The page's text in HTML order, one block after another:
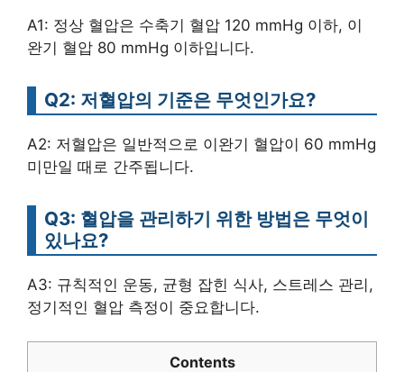
A1: 정상 혈압은 수축기 혈압 120 mmHg 이하, 이
완기 혈압 80 mmHg 이하입니다.
Q2: 저혈압의 기준은 무엇인가요?
A2: 저혈압은 일반적으로 이완기 혈압이 60 mmHg
미만일 때로 간주됩니다.
Q3: 혈압을 관리하기 위한 방법은 무엇이
있나요?
A3: 규칙적인 운동, 균형 잡힌 식사, 스트레스 관리,
정기적인 혈압 측정이 중요합니다.
Contents